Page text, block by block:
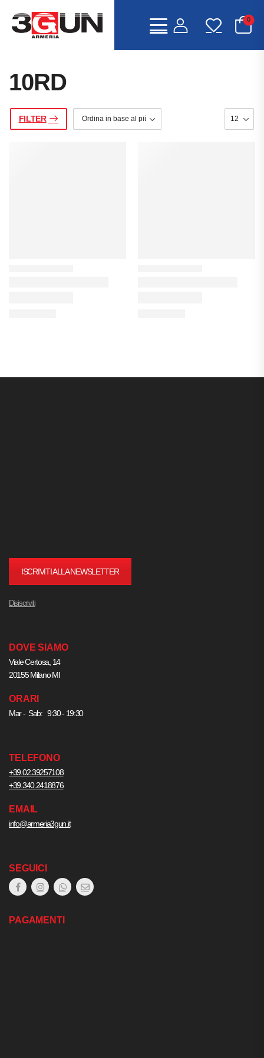
0
10RD
FILTER
ISCRIVITI ALLA NEWSLETTER
Disiscriviti
DOVE SIAMO
Viale Certosa, 14
20155 Milano MI
ORARI
Mar - Sab: 9:30 - 19:30
TELEFONO
+39.02.39257108
+39.340.2418876
EMAIL
info@armeria3gun.it
SEGUICI
PAGAMENTI